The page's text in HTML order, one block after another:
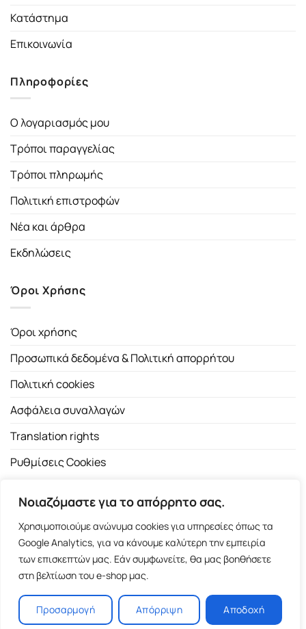
Νοιαζόμαστε για το απόρρητο σας.
Χρησιμοποιούμε ανώνυμα cookies για υπηρεσίες όπως τα
Google Analytics, για να κάνουμε καλύτερη την εμπειρία
των επισκεπτών μας. Εάν συμφωνείτε, θα μας βοηθήσετε
στη βελτίωση του e-shop μας.
Προσαρμογή Απόρριψη Αποδοχή
Κατάστημα
Επικοινωνία
Πληροφορίες
Ο λογαριασμός μου
Τρόποι παραγγελίας
Τρόποι πληρωμής
Πολιτική επιστροφών
Νέα και άρθρα
Εκδηλώσεις
Όροι Χρήσης
Όροι χρήσης
Προσωπικά δεδομένα & Πολιτική απορρήτου
Πολιτική cookies
Ασφάλεια συναλλαγών
Translation rights
Ρυθμίσεις Cookies
Copyright 2026 ©Εκδοτικός Οίκος Α.Α. Λιβάνη| All rights
reserved.
Σόλωνος 98, 10680 Αθήνα | Τ:2103661200- F: 2103617791
E-shop and Premium Managed Hosting byClickProject.gr